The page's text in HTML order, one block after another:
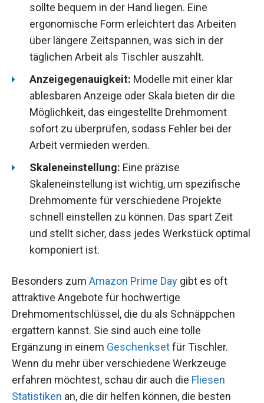
sollte bequem in der Hand liegen. Eine
ergonomische Form erleichtert das Arbeiten
über längere Zeitspannen, was sich in der
täglichen Arbeit als Tischler auszahlt.
Anzeigegenauigkeit: Modelle mit einer klar
ablesbaren Anzeige oder Skala bieten dir die
Möglichkeit, das eingestellte Drehmoment
sofort zu überprüfen, sodass Fehler bei der
Arbeit vermieden werden.
Skaleneinstellung: Eine präzise
Skaleneinstellung ist wichtig, um spezifische
Drehmomente für verschiedene Projekte
schnell einstellen zu können. Das spart Zeit
und stellt sicher, dass jedes Werkstück optimal
komponiert ist.
Besonders zum Amazon Prime Day gibt es oft
attraktive Angebote für hochwertige
Drehmomentschlüssel, die du als Schnäppchen
ergattern kannst. Sie sind auch eine tolle
Ergänzung in einem Geschenksetfür Tischler.
Wenn du mehr über verschiedene Werkzeuge
erfahren möchtest, schau dir auch die Fliesen
Statistiken an, die dir helfen können, die besten